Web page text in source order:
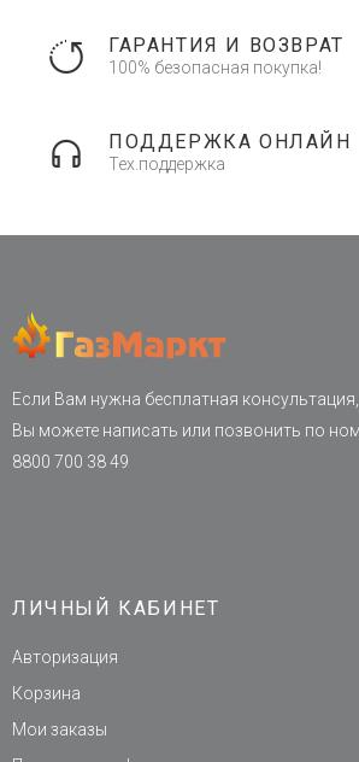
ГАРАНТИЯ И ВОЗВРАТ
100% безопасная покупка!
ПОДДЕРЖКА ОНЛАЙН
Тех.поддержка
Если Вам нужна бесплатная консультация,
Вы можете написать или позвонить по
8800 700 38 49
ЛИЧНЫЙ КАБИНЕТ
Авторизация
Корзина
Мои заказы